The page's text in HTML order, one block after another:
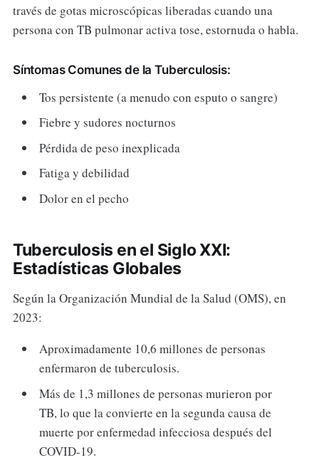
través de gotas microscópicas liberadas cuando una
persona con TB pulmonar activa tose, estornuda o habla.
Síntomas Comunes de la Tuberculosis:
Tos persistente (a menudo con esputo o sangre)
Fiebre y sudores nocturnos
Pérdida de peso inexplicada
Fatiga y debilidad
Dolor en el pecho
Tuberculosis en el Siglo XXI:
Estadísticas Globales
Según la Organización Mundial de la Salud (OMS), en
2023:
Aproximadamente 10,6 millones de personas
enfermaron de tuberculosis.
Más de 1,3 millones de personas murieron por
TB, lo que la convierte en la segunda causa de
muerte por enfermedad infecciosa después del
COVID-19.